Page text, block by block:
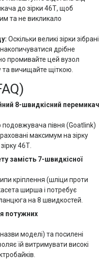
до зірки 46Т, щоб
та не викликало
Оскільки великі зірки зібрані
дрібне
промивайте цей вузол
вичищайте щіткою.
8-швидкісний перемикач
подовжувача півня (Goatlink)
максимум на зірку
46Т.
замість 7-швидкісної
кріплення (шліци проти
ширша і потребує
на 8 швидкостей.
потужних
моделі) та посилені
їй витримувати високі